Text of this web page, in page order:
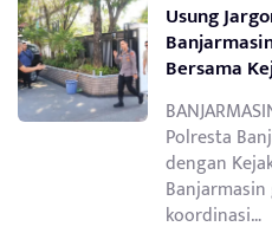
Usung
Bersama
Polresta
dengan
koordinasi…